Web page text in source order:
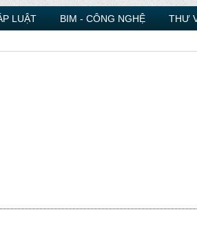
LUẬT BIM - CÔNG NGHỆ THƯ